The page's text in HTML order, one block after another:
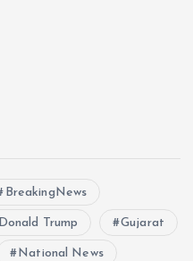
BreakingNews
Donald Trump Gujarat
National News